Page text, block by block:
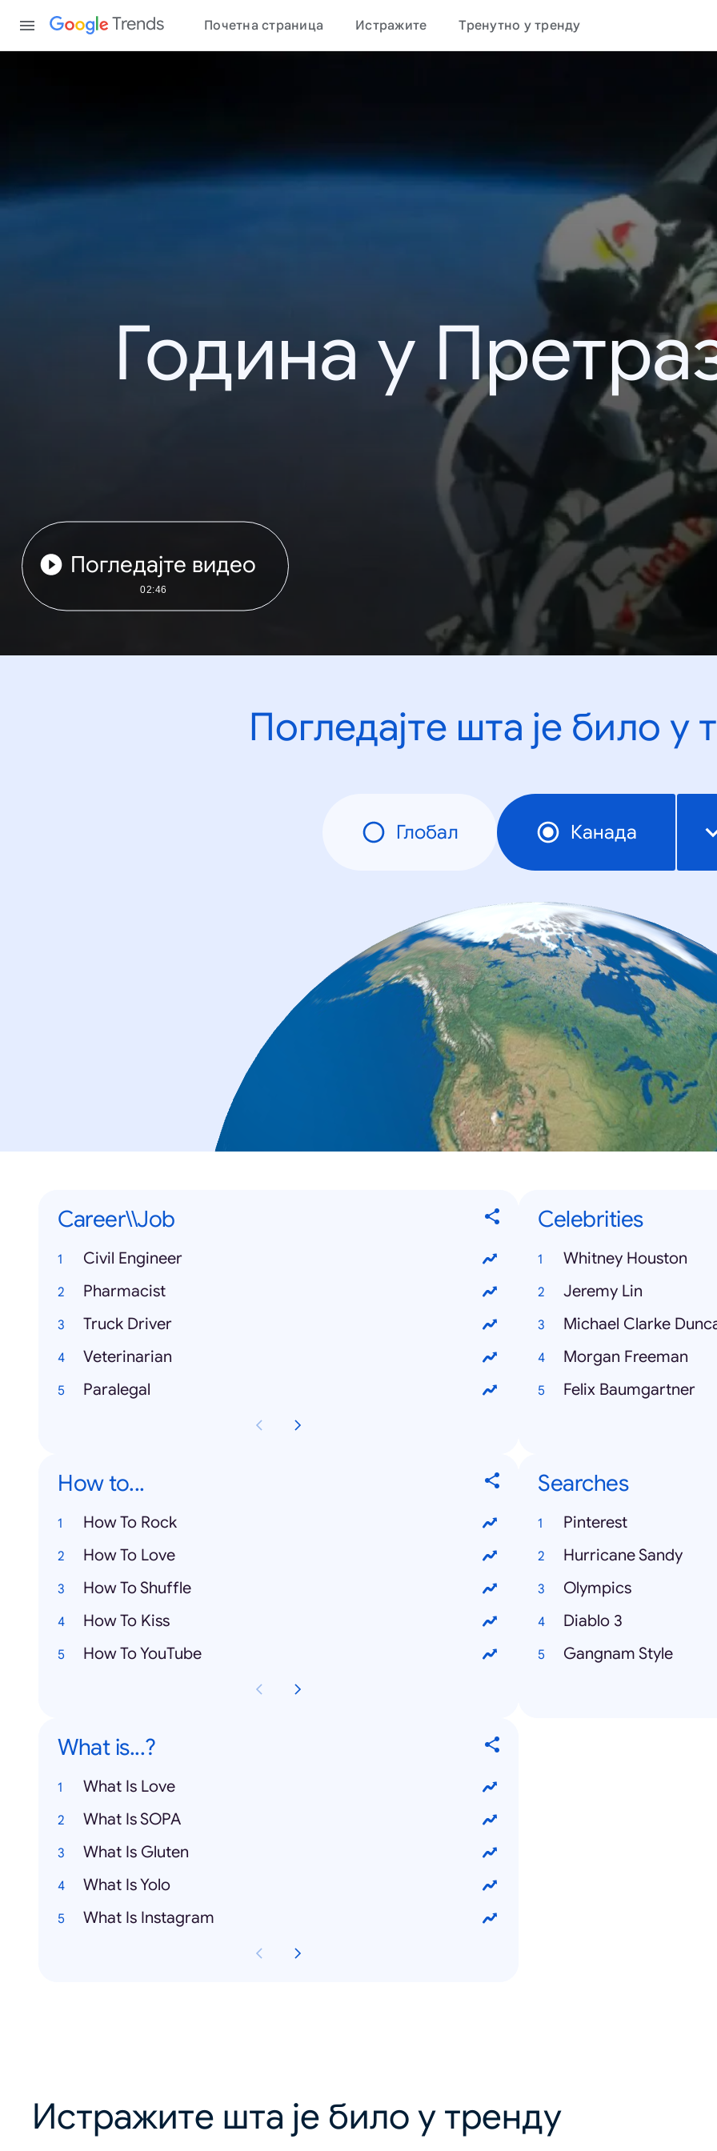
Trends Почетна страница Истражите Тренутно у тренду
Година у
Погледајте видео
02:46
Погледајте шта је било у
Глобал Канада
Career\\Job
Civil Engineer
Pharmacist
Truck Driver
Veterinarian
Paralegal
Celebrities
Whitney Houston
Jeremy Lin
Michael Clarke
Morgan Freeman
Felix Baumgartner
How to...
How To Rock
How To Love
How To Shuffle
How To Kiss
How To YouTube
Searches
Pinterest
Hurricane Sandy
Olympics
Diablo 3
Gangnam Style
What is...?
What Is Love
What Is SOPA
What Is Gluten
What Is Yolo
What Is Instagram
Истражите шта је било у тренду